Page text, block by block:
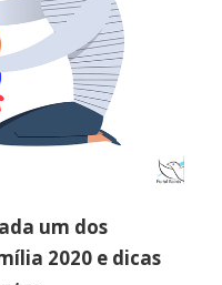
um dos
2020 e dicas